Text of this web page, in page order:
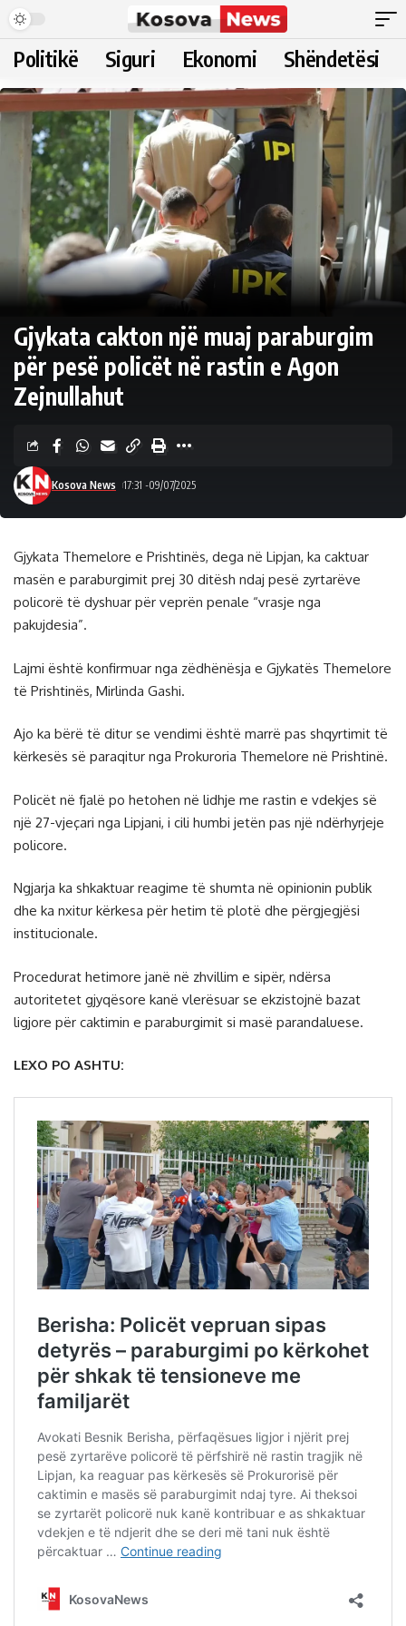
Politikë Siguri Ekonomi Shëndetësi
Gjykata cakton një muaj paraburgim
për pesë policët në rastin e Agon
Zejnullahut
Kosova News 17:31 -09/07/2025
Gjykata Themelore e Prishtinës, dega në Lipjan, ka caktuar
masën e paraburgimit prej 30 ditësh ndaj pesë zyrtarëve
policorë të dyshuar për veprën penale “vrasje nga
pakujdesia”.
Lajmi është konfirmuar nga zëdhënësja e Gjykatës Themelore
të Prishtinës, Mirlinda Gashi.
Ajo ka bërë të ditur se vendimi është marrë pas shqyrtimit të
kërkesës së paraqitur nga Prokuroria Themelore në Prishtinë.
Policët në fjalë po hetohen në lidhje me rastin e vdekjes së
një 27-vjeçari nga Lipjani, i cili humbi jetën pas një ndërhyrjeje
policore.
Ngjarja ka shkaktuar reagime të shumta në opinionin publik
dhe ka nxitur kërkesa për hetim të plotë dhe përgjegjësi
institucionale.
Procedurat hetimore janë në zhvillim e sipër, ndërsa
autoritetet gjyqësore kanë vlerësuar se ekzistojnë bazat
ligjore për caktimin e paraburgimit si masë parandaluese.
LEXO PO ASHTU: